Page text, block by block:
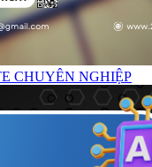
CHUYÊN NGHIỆP